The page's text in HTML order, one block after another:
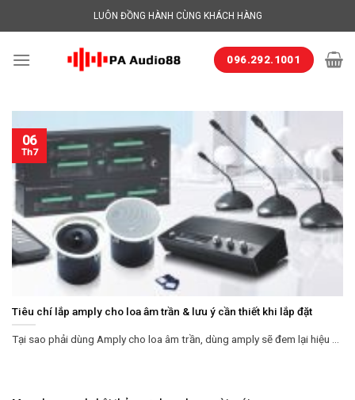
to
LUÔN ĐỒNG HÀNH CÙNG KHÁCH HÀNG
096.292.1001
Tiêu chí lắp amply cho loa âm trần & lưu ý cần thiết khi lắp đặt
Tại sao phải dùng Amply cho loa âm trần, dùng amply sẽ đem lại hiệu ...
06
Th7